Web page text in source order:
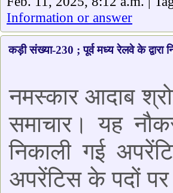
Information or answer
कड़ी संख्या-230 ; पूर्व मध्य रेलवे के द्वारा
नमस्कार आदाब
समाचार। यह
निकाली गई
अपरेंटिस के पदों